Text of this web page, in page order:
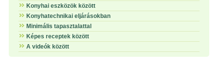
Konyhai eszközök között
Konyhatechnikai eljárásokban
Minimális tapasztalattal
Képes receptek között
A videók között